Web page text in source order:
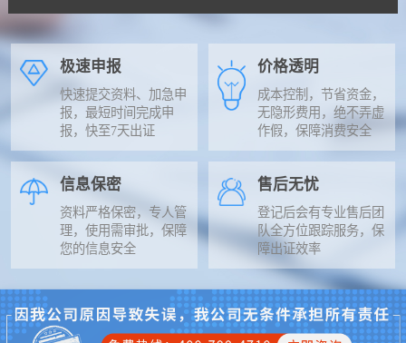
极速申报
快速提交资料、加急申
报，最短时间完成申
报，快至7天出证
价格透明
成本控制，节省资金，
无隐形费用，绝不弄虚
作假，保障消费安全
信息保密
资料严格保密，专人管
理，使用需审批，保障
您的信息安全
售后无忧
登记后会有专业售后团
队全方位跟踪服务，保
障出证效率